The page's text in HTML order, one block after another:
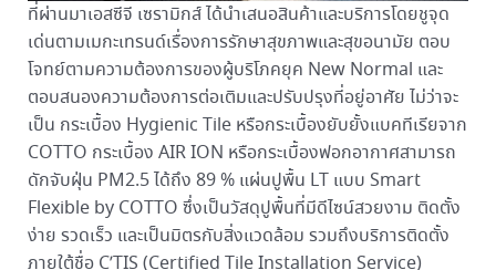
ที่ผ่านมาเอสซีจี เซรามิกส์ ได้นำเสนอสินค้าและบริการโดยชูจุด
เด่นตามเมกะเทรนด์เรื่องการรักษาสุขภาพและสุขอนามัย ตอบ
โจทย์ตามความต้องการของผู้บริโภคยุค New Normal และ
ตอบสนองความต้องการต่อเติมและปรับปรุงที่อยู่อาศัย ไม่ว่าจะ
เป็น กระเบื้อง Hygienic Tile หรือกระเบื้องยับยั้งแบคทีเรียจาก
COTTO กระเบื้อง AIR ION หรือกระเบื้องฟอกอากาศสามารถ
ดักจับฝุ่น PM2.5 ได้ถึง 89 % แผ่นปูพื้น LT แบบ Smart
Flexible by COTTO ซึ่งเป็นวัสดุปูพื้นที่มีดีไซน์สวยงาม ติดตั้ง
ง่าย รวดเร็ว และเป็นมิตรกับสิ่งแวดล้อม รวมถึงบริการติดตั้ง
ภายใต้ชื่อ C’TIS (Certified Tile Installation Service)